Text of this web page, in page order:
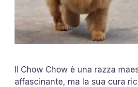
Il Chow Chow è una razza
affascinante, ma la sua cura